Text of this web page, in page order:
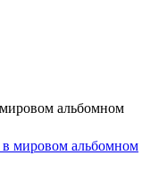
альбомном